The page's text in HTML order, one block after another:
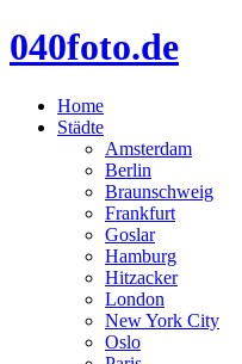
040foto.de
Home
Städte
Amsterdam
Berlin
Braunschweig
Frankfurt
Goslar
Hamburg
Hitzacker
London
New York City
Oslo